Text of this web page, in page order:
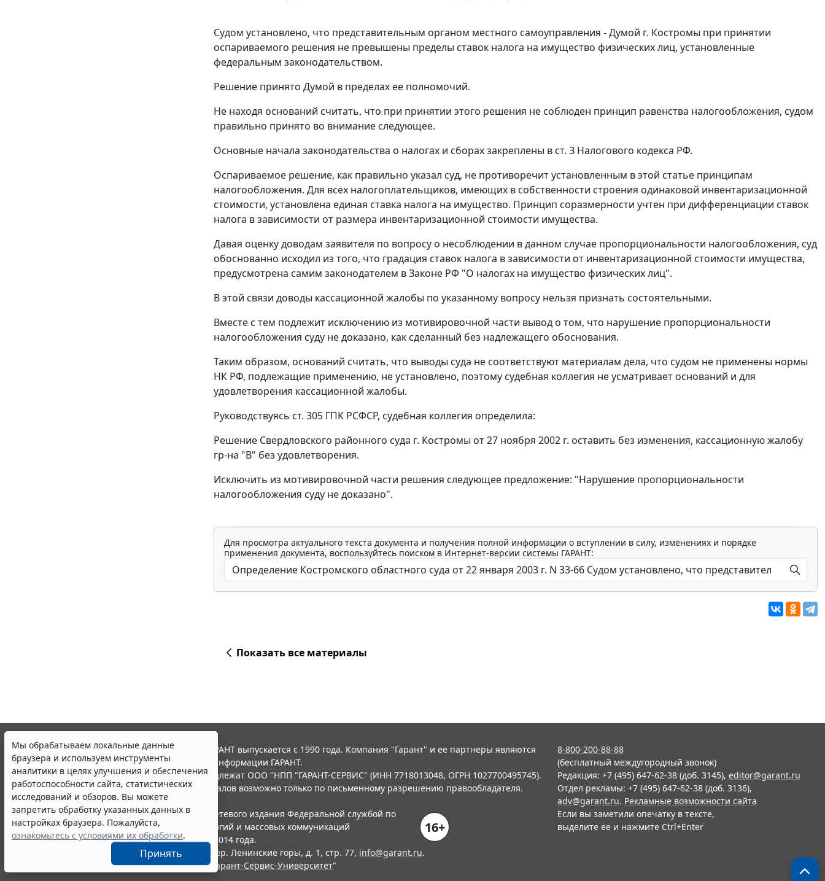
Судом установлено, что представительным органом местного самоуправления - Думой г. Костромы при принятии
оспариваемого решения не превышены пределы ставок налога на имущество физических лиц, установленные
федеральным законодательством.
Решение принято Думой в пределах ее полномочий.
Не находя оснований считать, что при принятии этого решения не соблюден принцип равенства налогообложения, судом
правильно принято во внимание следующее.
Основные начала законодательства о налогах и сборах закреплены в ст. З Налогового кодекса РФ.
Оспариваемое решение, как правильно указал суд, не противоречит установленным в этой статье принципам
налогообложения. Для всех налогоплательщиков, имеющих в собственности строения одинаковой инвентаризационной
стоимости, установлена единая ставка налога на имущество. Принцип соразмерности учтен при дифференциации ставок
налога в зависимости от размера инвентаризационной стоимости имущества.
Давая оценку доводам заявителя по вопросу о несоблюдении в данном случае пропорциональности налогообложения, суд
обоснованно исходил из того, что градация ставок налога в зависимости от инвентаризационной стоимости имущества,
предусмотрена самим законодателем вЗаконе РФ "О налогах на имущество физических лиц".
В этой связи доводы кассационной жалобы по указанному вопросу нельзя признать состоятельными.
Вместе с тем подлежит исключению из мотивировочной части вывод о том, что нарушение пропорциональности
налогообложения суду не доказано, как сделанный без надлежащего обоснования.
Таким образом, оснований считать, что выводы суда не соответствуют материалам дела, что судом не применены нормы
НК РФ, подлежащие применению, не установлено, поэтому судебная коллегия не усматривает оснований и для
удовлетворения кассационной жалобы.
Руководствуясь ст. 305 ГПК РСФСР, судебная коллегия определила:
Решение Свердловского районного суда г. Костромы от 27 ноября 2002 г. оставить без изменения, кассационную жалобу
гр-на "В" без удовлетворения.
Исключить из мотивировочной части решения следующее предложение: "Нарушение пропорциональности
налогообложения суду не доказано".
Для просмотра актуального текста документа и получения полной информации о вступлении в силу, изменениях и порядке
применения документа, воспользуйтесь поиском в Интернет-версии системы ГАРАНТ:
Показать все материалы
Мы обрабатываем локальные данные
браузера и используем инструменты
аналитики в целях улучшения и обеспечения
работоспособности сайта, статистических
исследований и обзоров. Вы можете
запретить обработку указанных данных в
настройках браузера. Пожалуйста,
ознакомьтесь с условиями их обработки.
Принять
© ООО "НПП "ГАРАНТ-СЕРВИС", 2026. Система ГАРАНТ выпускается с 1990 года. Компания "Гарант" и ее партнеры являются
участниками Российской ассоциации правовой информации ГАРАНТ.
Все права на материалы сайта ГАРАНТ.РУ принадлежат ООО "НПП "ГАРАНТ-СЕРВИС" (ИНН 7718013048, ОГРН 1027700495745).
Полное или частичное воспроизведение материалов возможно только по письменному разрешению правообладателя.
Правила использования портала.
Портал ГАРАНТ.РУ зарегистрирован в качестве сетевого издания Федеральной службой по
надзору в сфере связи,информационных технологий и массовых коммуникаций
(Роскомнадзором), Эл № ФС77-58365 от 18 июня 2014 года.
16+
ООО "НПП "ГАРАНТ-СЕРВИС", 119234, г. Москва, тер. Ленинские горы, д. 1, стр. 77, info@garant.ru.
Разработчик ЭПС Система ГАРАНТ – ООО "НПП "
Гарант-Сервис-Университет"
8-800-200-88-88
(бесплатный междугородный звонок)
Редакция: +7 (495) 647-62-38 (доб. 3145), editor@garant.ru
Отдел рекламы: +7 (495) 647-62-38 (доб. 3136),
adv@garant.ru. Рекламные возможности сайта
Если вы заметили опечатку в тексте,
выделите ее и нажмите Ctrl+Enter